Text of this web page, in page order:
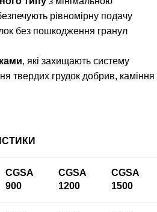
рівномірну подачу
без пошкодження гранул
, які захищають систему
твердих грудок добрив, каміння
CGSA
900
CGSA
1200
CGSA
1500